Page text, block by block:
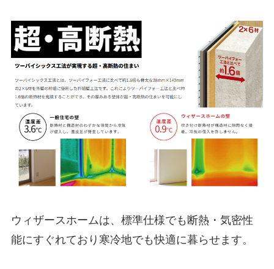
ウィザースホームは、標準仕様でも断熱・気密性
能にすぐれており寒冷地でも快適に暮らせます。